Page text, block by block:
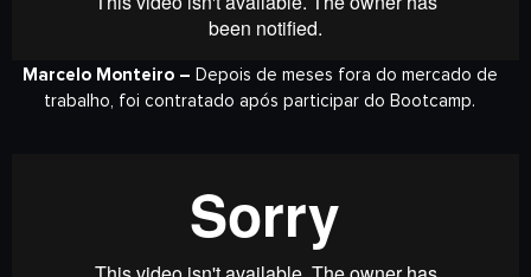
Marcelo Monteiro – Depois de meses fora do mercado de
trabalho, foi contratado após participar do Bootcamp.